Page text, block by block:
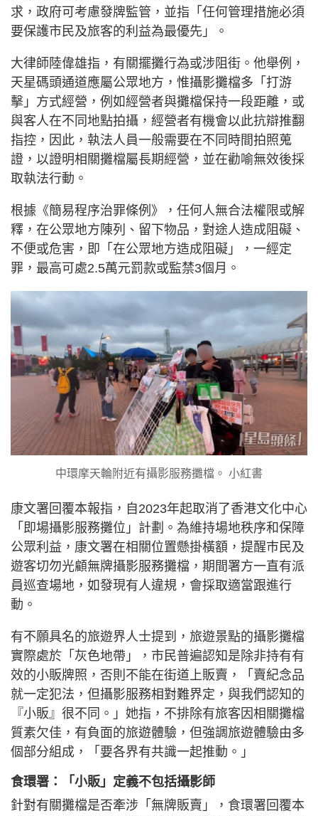
求，政府可考慮發牌監管，並指「任何管理措施必須
要保護市民及旅客的利益為最優先」。
大律師陸偉雄指，有關擺攤行為或涉阻街。他舉例，
天星碼頭通道應屬公眾地方，惟攝影攤檔多「打游
擊」方式經營，例如經營者與攤檔保持一段距離，或
與客人在不同地點拍攝，經營者有機會以此抗辯推翻
指控，因此，執法人員一般需要在不同時間拍照蒐
證，以證明相關攤檔屬長期經營，並在勸喻無效後採
取執法行動。
根據《簡易程序治罪條例》，任何人無合法權限或解
釋，在公眾地方陳列、留下物品，對途人造成阻礙、
不便或危害，即「在公眾地方造成阻礙」，一經定
罪，最高可處2.5萬元罰款或監禁3個月。
中環摩天輪附近有攝影服務攤檔。 小紅書
康文署回覆本報指，自2023年起取消了香港文化中心
「即場攝影服務攤位」計劃。為維持場地秩序和保障
公眾利益，康文署在相關位置懸掛橫額，提醒巿民及
遊客切勿光顧無牌攝影服務攤檔，期間署方一直有派
員巡查場地，如發現有人違規，會採取適當跟進行
動。
有不願具名的旅遊界人士提到，旅遊景點的攝影攤檔
實際處於「灰色地帶」，市民普遍認知是除非持有有
效的小販牌照，否則不能在街道上販賣，「賣紀念品
就一定犯法，但攝影服務相對難界定，與我們認知的
『小販』很不同。」她指，不排除有旅客因相關攤檔
質素欠佳，有負面的旅遊體驗，但強調旅遊體驗由多
個部分組成，「要各界有共識一起推動。」
食環署：「小販」定義不包括攝影師
針對有關攤檔是否牽涉「無牌販賣」，食環署回覆本